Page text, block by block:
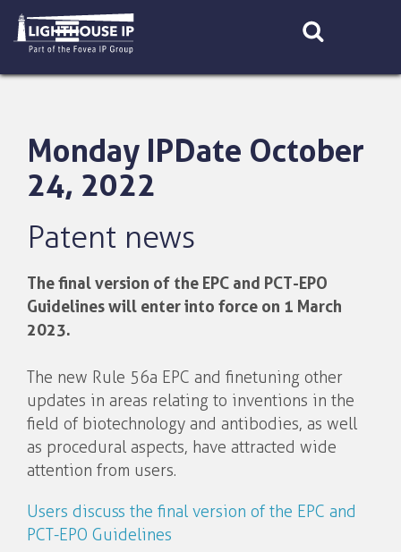
content
Monday IPDate October
24, 2022
Patent news
The final version of the EPC and PCT-EPO
Guidelines will enter into force on 1 March
2023.
The new Rule 56a EPC and finetuning other
updates in areas relating to inventions in the
field of biotechnology and antibodies, as well
as procedural aspects, have attracted wide
attention from users.
Users discuss the final version of the EPC and
PCT-EPO Guidelines